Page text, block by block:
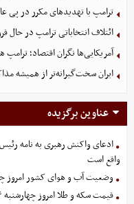
ترامپ با تهدیدهای مکرر در پی
ائتلاف انتخاباتی ترامپ در حال
آمریکایی‌ها نگران اقتصاد؛
ایران سخت‌گیرانه‌تر از همیشه
عناوین برگزیده
ادعای واکنش رهبری به نامه
واقع است
وضعیت آب و هوای کشور امروز چهارشنبه ۱۴
قیمت سکه و طلا امروز چهارشنبه ۱۴ مرداد ۱۴۰۵